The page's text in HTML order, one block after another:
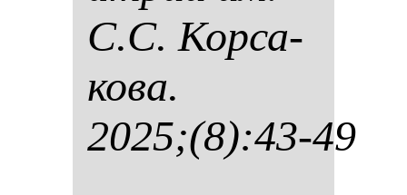
С.С. Кор­са­
ко­ва.
2025;(8):43-49